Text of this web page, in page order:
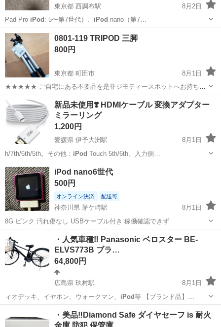
東京都 西調布駅
8月2日
Pad Pro iPod : 5〜第7世代）、 iPod nano（第7…
東京 調布市 携帯アクセサリー
0801-119 TRIPOD 三脚
800円
東京都 町田市
8月1日
★★★★★ ご自宅にある不要品を是非ジモティースポットへお持ち込
みしませんか？ 家電、趣味・スポーツ・レジャー用品、こども用品、
衣料服飾品、生活雑貨、家具、本、CD・DVDなどが無料でまとめて持
ち込めます！ ※詳細はこ...
町田市 カメラ
新品未使用❣️ HDMIケーブル 変換アダプター
ミラーリング
1,200円
愛媛県 伊予大洲駅
8月1日
h/7th/6th/5th。その他： iPod Touch 5th/6th。入力側…
愛媛 大洲市 伊予大洲駅 携帯アクセサリー
iPod nano6世代
500円
オンライン決済 配送可
神奈川県 茅ケ崎駅
8月1日
8G ピンク 汚れ傷なし USBケーブル付き 稼働確認できず
茅ケ崎駅 ポータブルプレーヤー
iPod nano
・人気車種‼️ Panasonic ベロスター BE-
ELVS773B ブラ…
64,800円
広島県 玖村駅
8月1日
ィオデッキ、イヤホン、ウォークマン、 iPod等 【ブランド品】
Vuitton、…
玖村駅 電動アシスト自転車 ベロスター
・美品‼️Diamond Safe ダイヤセーフ is 耐火
金庫 防犯 保管庫